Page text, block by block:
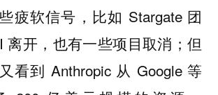
疲软信号，比如 Stargate 团
离开，也有一些项目取消；但
看到 Anthropic 从 Google 等